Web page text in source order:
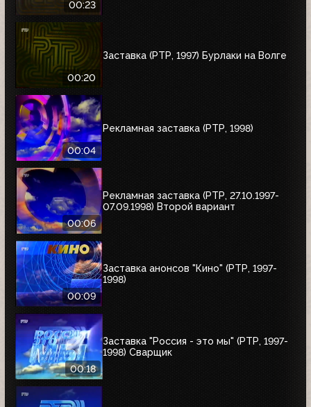
00:23
00:20
Заставка (РТР, 1997) Бурлаки на Волге
00:04
Рекламная заставка (РТР, 1998)
00:06
Рекламная заставка (РТР, 27.10.1997-
07.09.1998) Второй вариант
00:09
Заставка анонсов "Кино" (РТР, 1997-
1998)
00:18
Заставка "Россия - это мы" (РТР, 1997-
1998) Сварщик